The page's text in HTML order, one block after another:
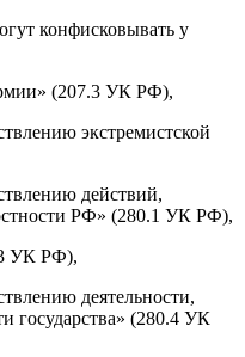
конфисковывать у
(207.3 УК РФ),
экстремистской
действий,
РФ» (280.1 УК РФ),
УК РФ),
деятельности,
государства» (280.4 УК